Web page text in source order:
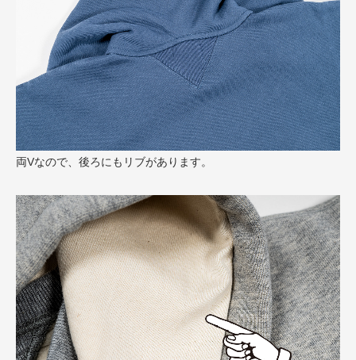
両Vなので、後ろにもリブがあります。